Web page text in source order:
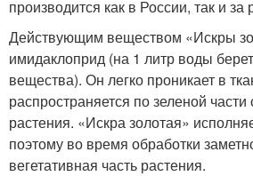
производится как в России, так и
Действующим веществом «Искры
имидаклоприд (на 1 литр воды
вещества). Он легко проникает в
распространяется по зеленой
растения. «Искра золотая»
поэтому во время обработки
вегетативная часть растения.